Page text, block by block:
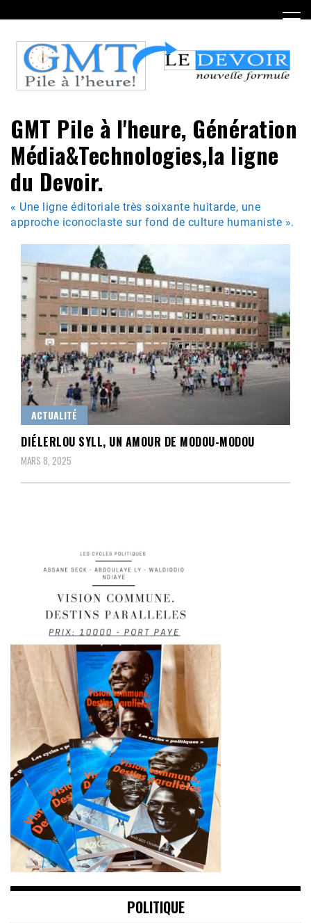
to
content
GMT Pile à l'heure, Génération
Média&Technologies,la ligne
du Devoir.
« Une ligne éditoriale très soixante huitarde, une
approche iconoclaste sur fond de culture humaniste ».
ACTUALITÉ
DIÉLERLOU SYLL, UN AMOUR DE MODOU-MODOU
MARS 8, 2025
POLITIQUE